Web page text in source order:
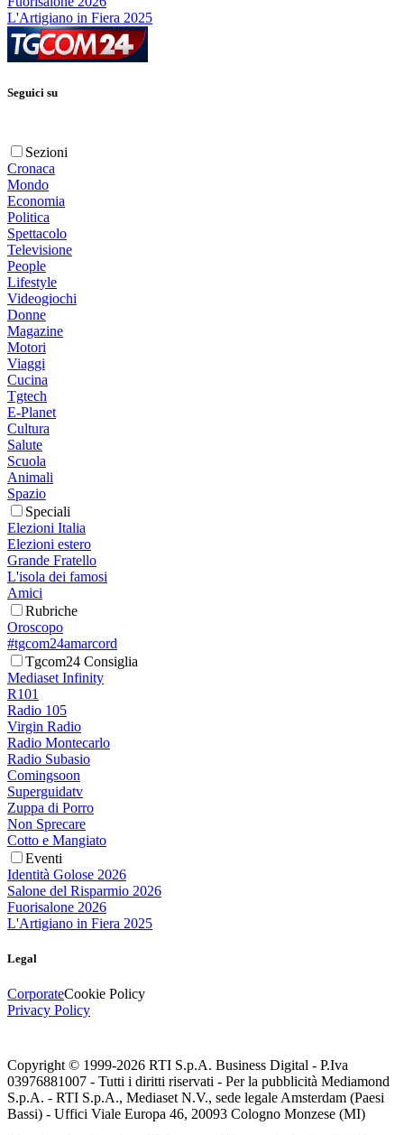
L'Artigiano in Fiera 2025
Seguici su
Sezioni
Cronaca
Mondo
Economia
Politica
Spettacolo
Televisione
People
Lifestyle
Videogiochi
Donne
Magazine
Motori
Viaggi
Cucina
Tgtech
E-Planet
Cultura
Salute
Scuola
Animali
Spazio
Speciali
Elezioni Italia
Elezioni estero
Grande Fratello
L'isola dei famosi
Amici
Rubriche
Oroscopo
#tgcom24amarcord
Tgcom24 Consiglia
Mediaset Infinity
R101
Radio 105
Virgin Radio
Radio Montecarlo
Radio Subasio
Comingsoon
Superguidatv
Zuppa di Porro
Non Sprecare
Cotto e Mangiato
Eventi
Identità Golose 2026
Salone del Risparmio 2026
Fuorisalone 2026
L'Artigiano in Fiera 2025
Legal
CorporateCookie Policy
Privacy Policy
Copyright © 1999-2026 RTI S.p.A. Business Digital - P.Iva
03976881007 - Tutti i diritti riservati - Per la pubblicità Mediamond
S.p.A. - RTI S.p.A., Mediaset N.V., sede legale Amsterdam (Paesi
Bassi) - Uffici Viale Europa 46, 20093 Cologno Monzese (MI)